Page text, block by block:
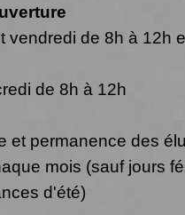
vendredi de 8h à 12h
de 8h à 12h
et permanence des
mois (sauf jours
d'été)